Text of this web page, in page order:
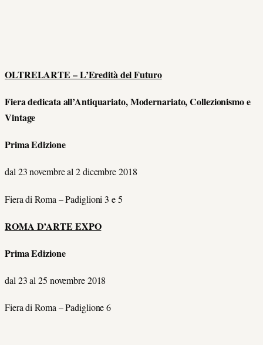
OLTRELARTE – L’Eredità del Futuro
Fiera dedicata all’Antiquariato, Modernariato, Collezionismo e
Vintage
Prima Edizione
dal 23 novembre al 2 dicembre 2018
Fiera di Roma – Padiglioni 3 e 5
ROMA D’ARTE EXPO
Prima Edizione
dal 23 al 25 novembre 2018
Fiera di Roma – Padiglione 6